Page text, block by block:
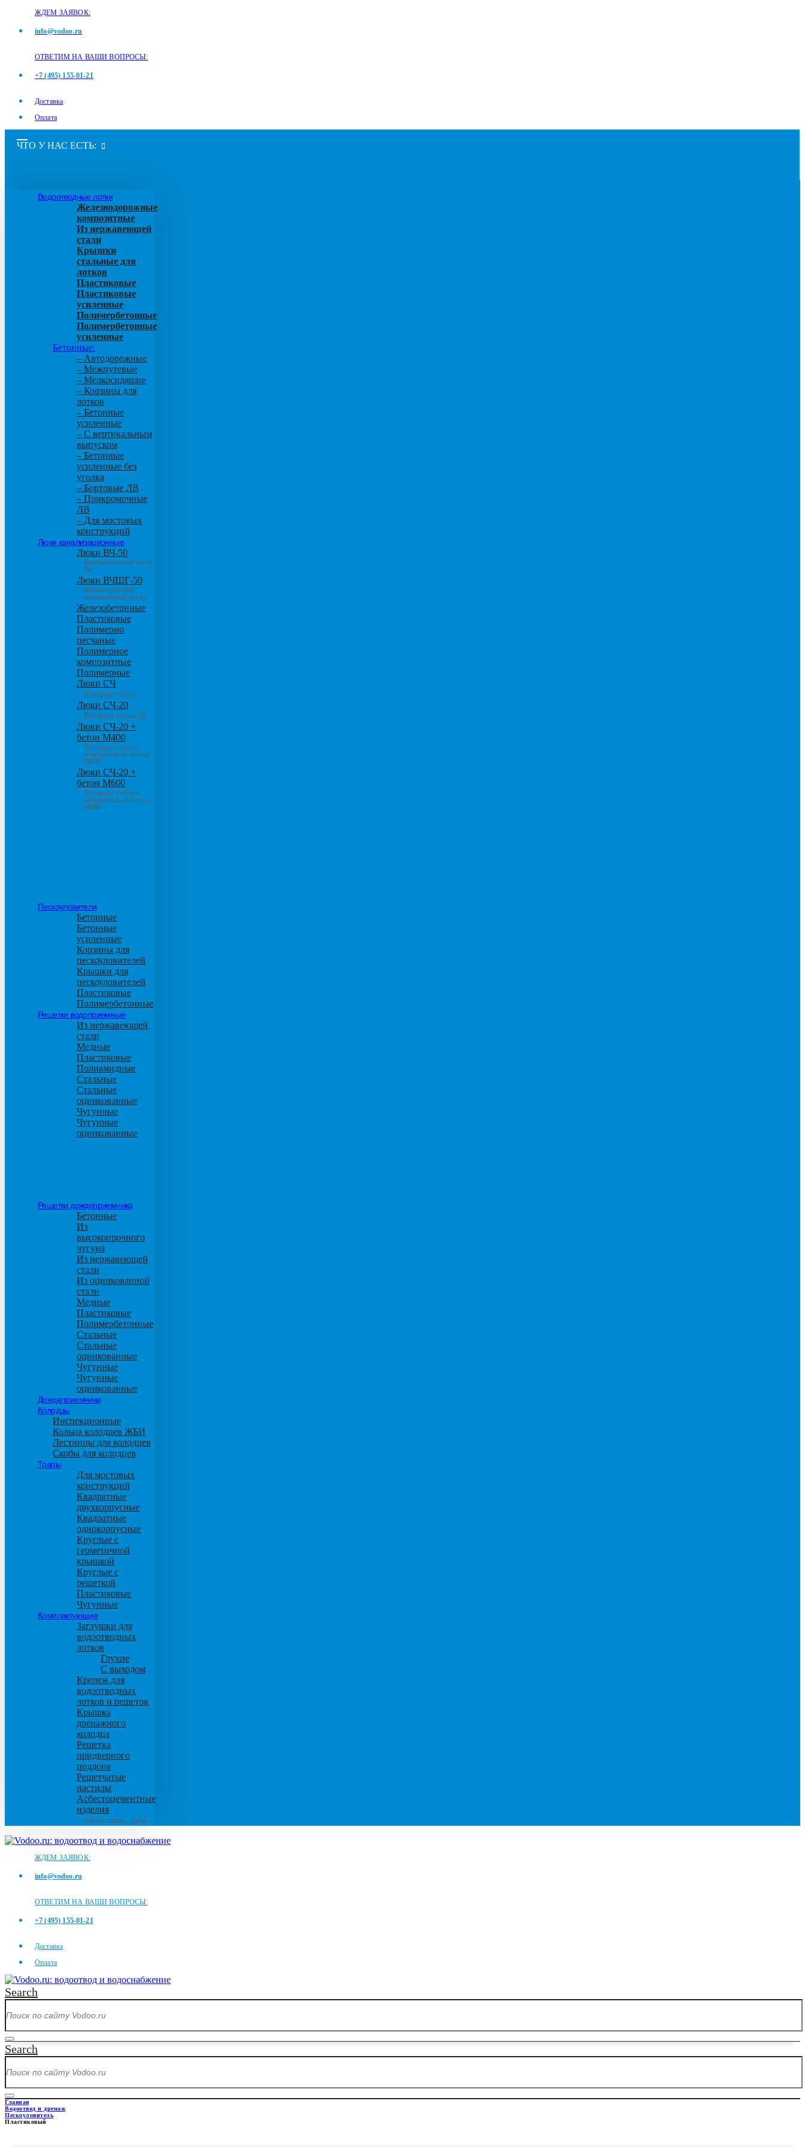
ЖДЕМ ЗАЯВОК:
info@vodoo.ru
ОТВЕТИМ НА ВАШИ ВОПРОСЫ:
+7 (495) 155-01-21
Доставка
Оплата
ЧТО У НАС ЕСТЬ:
Водоотводные лотки
Железнодорожные
композитные
Из нержавеющей
стали
Крышки
стальные для
лотков
Пластиковые
Пластиковые
усиленные
Полимербетонные
Полимербетонные
усиленные
Бетонные:
– Автодорожные
– Межпутевые
– Мелкосидящие
– Корзины для
лотков
– Бетонные
усиленные
– С вертикальным
выпуском
– Бетонные
усиленные без
уголка
– Бортовые ЛВ
– Прикромочные
ЛВ
– Для мостовых
конструкций
Люки канализационные
Люки ВЧ-50
Высокопрочный чугун
50
Люки ВЧШГ-50
Высокопрочный
сверхтяжелый чугун
Железобетонные
Пластиковые
Полимерно
песчаные
Полимерное
композитные
Полимерные
Люки СЧ
Из серого чугуна
Люки СЧ-20
Из серого чугуна 20
Люки СЧ-20 +
бетон М400
Из серого чугуна с
основанием из бетона
М400
Люки СЧ-20 +
бетон М600
Из серого чугуна с
основанием из бетона
М600
Пескоуловители
Бетонные
Бетонные
усиленные
Корзины для
пескоуловителей
Крышки для
пескоуловителей
Пластиковые
Полимербетонные
Решетки водоприемные
Из нержавеющей
стали
Медные
Пластиковые
Полиамидные
Стальные
Стальные
оцинкованные
Чугунные
Чугунные
оцинкованные
Решетки дождеприемника
Бетонные
Из
высокопрочного
чугуна
Из нержавеющей
стали
Из оцинкованной
стали
Медные
Пластиковые
Полимербетонные
Стальные
Стальные
оцинкованные
Чугунные
Чугунные
оцинкованные
Дождеприемники
Колодцы
Инспекционные
Кольца колодцев ЖБИ
Лестницы для колодцев
Скобы для колодцев
Трапы
Для мостовых
конструкций
Квадратные
двухкорпусные
Квадратные
однокорпусные
Круглые с
герметичной
крышкой
Круглые с
решеткой
Пластиковые
Чугунные
Комплектующие
Заглушки для
водоотводных
лотков
Глухие
С выходом
Крепеж для
водоотводных
лотков и решеток
Крышка
дренажного
колодца
Решетка
придверного
поддона
Решетчатые
настилы
Асбестоцементные
изделия
Листы, плиты, трубы
ЖДЕМ ЗАЯВОК:
info@vodoo.ru
ОТВЕТИМ НА ВАШИ ВОПРОСЫ:
+7 (495) 155-01-21
Доставка
Оплата
Search
Search
Главная
Водоотвод и дренаж
Пескоуловитель
Пластиковый